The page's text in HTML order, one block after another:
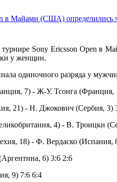
в Майами (США)
Sony Ericsson Open в
у женщин.
одиночного разряда у
7) - Ж-У. Тсонга (Франция,
21) - Н. Джокович (Сербия, 3)
4) - В. Троицки
18) - Ф. Вердаско (Испания,
6) 3:6 2:6
9) 7:6 6:4